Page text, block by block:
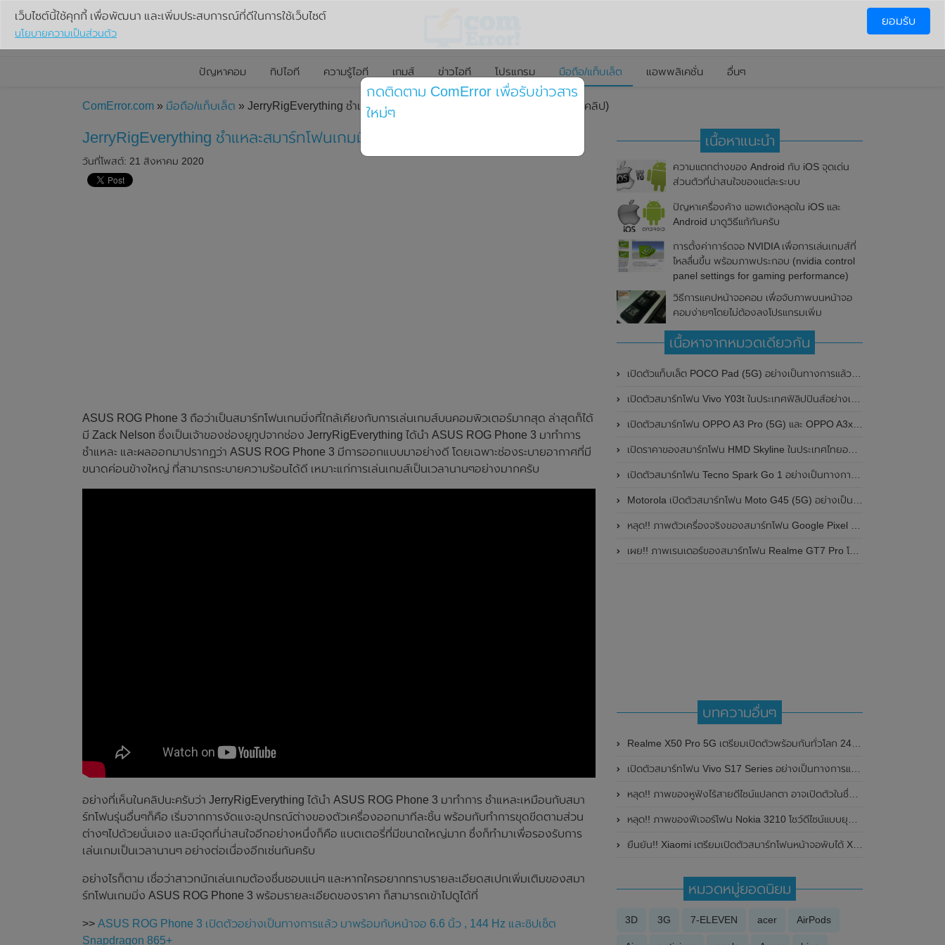
ปัญหาคอม ทิปไอที ความรู้ไอที เกมส์ ข่าวไอที โปรแกรม มือถือ/แท็บเล็ต แอพพลิเคชั่น อื่นๆ
ComError.com » มือถือ/แท็บเล็ต » JerryRigEverything ชำแหละสมาร์ทโฟนเกมมิ่ง ASUS ROG Phone 3 (มีคลิป)
JerryRigEverything ชำแหละสมาร์ทโฟนเกมมิ่ง ASUS ROG Phone 3 (มีคลิป)
วันที่โพสต์: 21 สิงหาคม 2020
ASUS ROG Phone 3 ถือว่าเป็นสมาร์ทโฟนเกมมิ่งที่ใกล้เคียงกับการเล่นเกมส์บนคอมพิวเตอร์มากสุด ล่าสุดก็ได้
มี Zack Nelson ซึ่งเป็นเจ้าของช่องยูทูปจากช่อง JerryRigEverything ได้นำ ASUS ROG Phone 3 มาทำการ
ชำแหละ และผลออกมาปรากฏว่า ASUS ROG Phone 3 มีการออกแบบมาอย่างดี โดยเฉพาะช่องระบายอากาศที่มี
ขนาดค่อนข้างใหญ่ ที่สามารถระบายความร้อนได้ดี เหมาะแก่การเล่นเกมส์เป็นเวลานานๆอย่างมากครับ
อย่างที่เห็นในคลิปนะครับว่า JerryRigEverything ได้นำ ASUS ROG Phone 3 มาทำการ ชำแหละเหมือนกับสมา
ร์ทโฟนรุ่นอื่นๆก็คือ เริ่มจากการงัดแงะอุปกรณ์ต่างของตัวเครื่องออกมาทีละชิ้น พร้อมกับทำการขุดขีดตามส่วน
ต่างๆไปด้วยนั่นเอง และมีจุดที่น่าสนใจอีกอย่างหนึ่งก็คือ แบตเตอรี่ที่มีขนาดใหญ่มาก ซึ่งก็ทำมาเพื่อรองรับการ
เล่นเกมเป็นเวลานานๆ อย่างต่อเนื่องอีกเช่นกันครับ
อย่างไรก็ตาม เชื่อว่าสาวกนักเล่นเกมต้องชื่นชอบแน่ๆ และหากใครอยากทราบรายละเอียดสเปกเพิ่มเติมของสมา
ร์ทโฟนเกมมิ่ง ASUS ROG Phone 3 พร้อมรายละเอียดของราคา ก็สามารถเข้าไปดูได้ที่
>> ASUS ROG Phone 3 เปิดตัวอย่างเป็นทางการแล้ว มาพร้อมกับหน้าจอ 6.6 นิ้ว , 144 Hz และชิปเซ็ต
Snapdragon 865+
เนื้อหาแนะนำ
ความแตกต่างของ Android กับ iOS จุดเด่น
ส่วนตัวที่น่าสนใจของแต่ละระบบ
ปัญหาเครื่องค้าง แอพเด้งหลุดใน iOS และ
Android มาดูวิธีแก้กันครับ
การตั้งค่าการ์ดจอ NVIDIA เพื่อการเล่นเกมส์ที่
ไหลลื่นขึ้น พร้อมภาพประกอบ (nvidia control
panel settings for gaming performance)
วิธีการแคปหน้าจอคอม เพื่อจับภาพบนหน้าจอ
คอมง่ายๆโดยไม่ต้องลงโปรแกรมเพิ่ม
เนื้อหาจากหมวดเดียวกัน
เปิดตัวแท็บเล็ต POCO Pad (5G) อย่างเป็นทางการแล้วในประเทศอินเดีย มาพร้อมชิปเซ็ต Snapdragon 7s Gen 2 ของ Qualcomm และรองรับเครือข่าย 5G
เปิดตัวสมาร์ทโฟน Vivo Y03t ในประเทศฟิลิปปินส์อย่างเป็นทางการแล้ว มาพร้อมชิปเซ็ต Unisoc T612 , กล้องหลัง ความละเอียด 13MP , แบตเตอรี่ 5,000mAh และหน้าจอแสดงผล LCD / 90Hz
เปิดตัวสมาร์ทโฟน OPPO A3 Pro (5G) และ OPPO A3x ในประเทศไทยอย่างเป็นทางการแล้ว ในราคาเริ่มต้นเพียง 3,999 บาท
เปิดราคาของสมาร์ทโฟน HMD Skyline ในประเทศไทยอย่างเป็นทางการแล้ว ราคา 14,990 บาท
เปิดตัวสมาร์ทโฟน Tecno Spark Go 1 อย่างเป็นทางการแล้ว มาพร้อมหน้าจอแสดงผล LCD / 120Hz , แบตเตอรี่ 5,000mAh และใช้ชิปเซ็ต Unisoc
Motorola เปิดตัวสมาร์ทโฟน Moto G45 (5G) อย่างเป็นทางการแล้วในอินเดีย
หลุด!! ภาพตัวเครื่องจริงของสมาร์ทโฟน Google Pixel 9a โชว์ดีไซน์ใหม่ กล้องหลังแบนราบ ไม่มีกรอบของกล้องแล้ว
เผย!! ภาพเรนเดอร์ของสมาร์ทโฟน Realme GT7 Pro โชว์ให้เห็นดีไซน์ใหม่ พร้อมเผยรายละเอียดสเปกที่สำคัญบางส่วน
บทความอื่นๆ
Realme X50 Pro 5G เตรียมเปิดตัวพร้อมกันทั่วโลก 24 กุมภาพันธ์นี้ พร้อมเผยราคาในอินเดีย
เปิดตัวสมาร์ทโฟน Vivo S17 Series อย่างเป็นทางการแล้วในประเทศจีน
หลุด!! ภาพของหูฟังไร้สายดีไซน์แปลกตา อาจเปิดตัวในชื่อ Particles by XO คาดเป็นแบรนด์ลูกของ Nothing
หลุด!! ภาพของฟีเจอร์โฟน Nokia 3210 โชว์ดีไซน์แบบยุคสมัยเก่า มาพร้อมกับหน้าจอแสดงผลสี และรองรับการเชื่อมต่อเครือข่าย 4G ลุ้นเปิดตัวในเร็วๆนี้
ยืนยัน!! Xiaomi เตรียมเปิดตัวสมาร์ทโฟนหน้าจอพับได้ Xiaomi Mix Fold 2 , หูฟังไร้สาย TWS Xiaomi Buds 4 Pro และแท็บเล็ต Xiaomi Pad 5 Pro ขนาด 12.4 นิ้ว ในวันที่ 11 สิงหาคม 2022 นี้
หมวดหมู่ยอดนิยม
3D 3G 7-ELEVEN acer AirPods
เว็บไซต์นี้ใช้คุกกี้ เพื่อพัฒนา และเพิ่มประสบการณ์ที่ดีในการใช้เว็บไซต์
นโยบายความเป็นส่วนตัว
ยอมรับ
กดติดตาม ComError เพื่อรับข่าวสาร
ใหม่ๆ